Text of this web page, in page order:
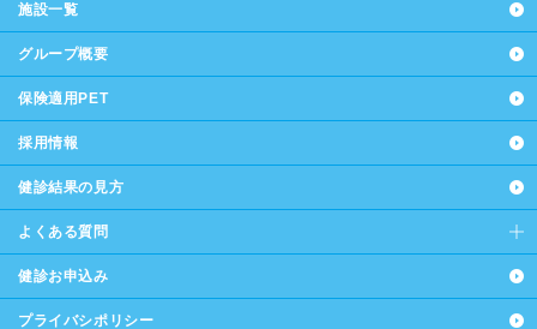
施設一覧
グループ概要
保険適用PET
採用情報
健診結果の見方
よくある質問
健診お申込み
プライバシポリシー